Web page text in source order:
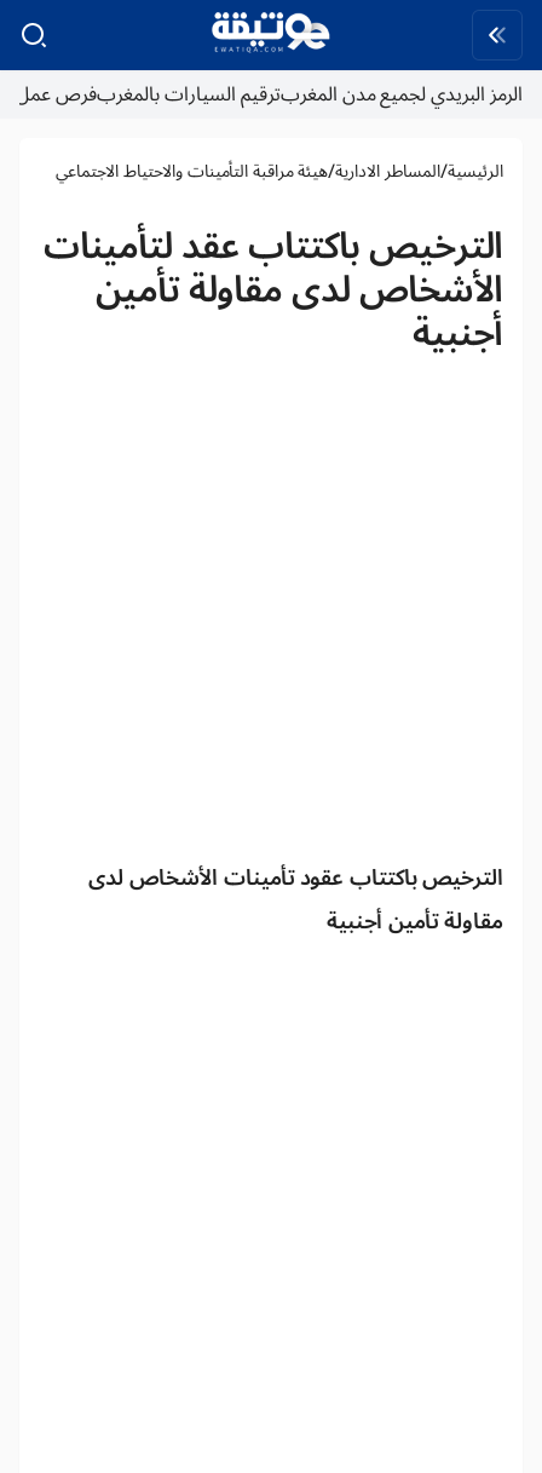
الرمز البريدي لجميع مدن المغربترقيم السيارات بالمغربفرص عمل
الرئيسية/المساطر الادارية/هيئة مراقبة التأمينات والاحتياط الاجتماعي
الترخيص باكتتاب عقد لتأمينات
الأشخاص لدى مقاولة تأمين
أجنبية
الترخيص باكتتاب عقود تأمينات الأشخاص لدى
مقاولة تأمين أجنبية